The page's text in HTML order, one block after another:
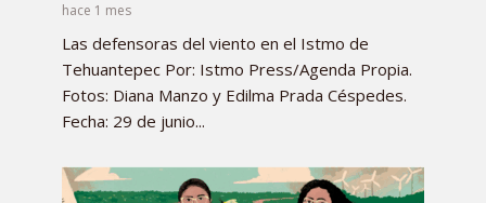
hace 1 mes
Las defensoras del viento en el Istmo de
Tehuantepec Por: Istmo Press/Agenda Propia.
Fotos: Diana Manzo y Edilma Prada Céspedes.
Fecha: 29 de junio...